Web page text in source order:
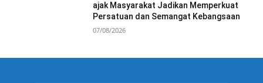
ajak Masyarakat Jadikan Memperkuat
Persatuan dan Semangat Kebangsaan
07/08/2026